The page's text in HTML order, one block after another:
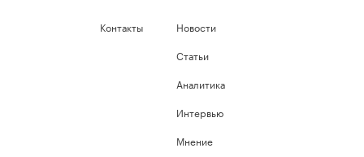
Контакты
Новости
Статьи
Аналитика
Интервью
Мнение